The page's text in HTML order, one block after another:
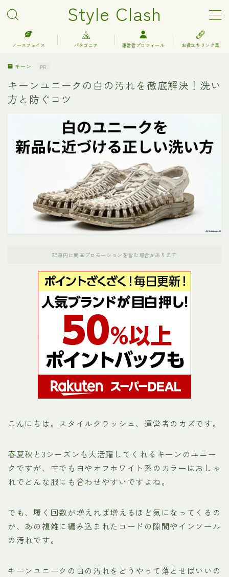
Style Clash
MENU
アークテリクス
エルエルビーン
サロモン
パタゴニア
ホカオネオネ（HOKA）
ノースフェイス
ノースフェイス パタゴニア 運営者プロフィール お役立ちリンク集
キーン PR
キーンユニークの白の汚れを徹底解決！洗い
方と防ぐコツ
記事内に商品プロモーションを含む場合があります
こんにちは。スタイルクラッシュ、運営者のカズです。
春夏秋と3シーズンも大活躍してくれるキーンのユニー
クですが、中でも白やオフホワイト系のカラーはおしゃ
れでどんな服にも合わせやすいですよね。
でも、履く回数が増えれば増えるほど気になってくるの
が、あの複雑に編み込まれたコードの隙間やインソール
の汚れです。
キーンユニークの白の汚れをどうやって落とせばいいの